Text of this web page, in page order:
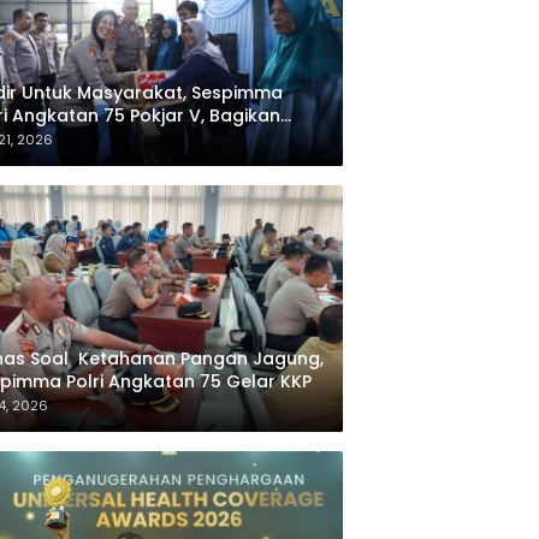
Untuk Masyarakat, Sespimma
75 Pokjar V, Bagikan
dan Santuni Anak Yatim
2026
Soal Ketahanan Pangan Jagung,
Polri Angkatan 75 Gelar KKP
2026